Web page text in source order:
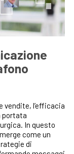
vendite, l’efficacia
portata
In questo
come un
di